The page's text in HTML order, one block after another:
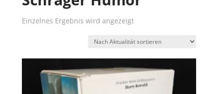
Einzelnes Ergebnis wird angezeigt